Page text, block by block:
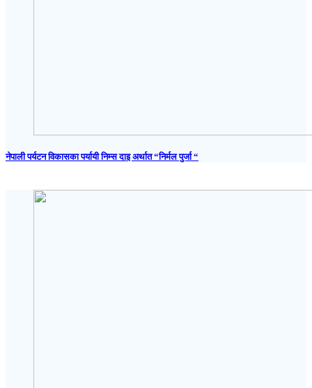
नेपाली पर्यटन विकासका पर्यायी निम्स दाइ अर्थात “निर्मल पुर्जा “